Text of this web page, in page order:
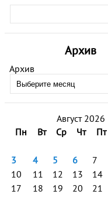
Архив
Архив
Август 2026
Пн
Вт Ср Чт Пт
3
4 5 6 7
10
11 12 13 14
17
18 19 20 21